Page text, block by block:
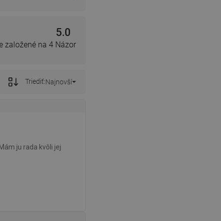
5.0
založené na 4 Názor
Triediť:Najnovší
ju rada kvôli jej